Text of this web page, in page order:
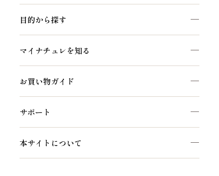
目的から探す
マイナチュレを知る
お買い物ガイド
サポート
本サイトについて